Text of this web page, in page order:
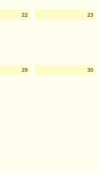
22 23
29 30